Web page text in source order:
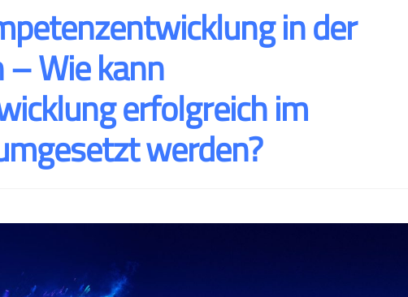
in der
Wie kann
erfolgreich im
werden?